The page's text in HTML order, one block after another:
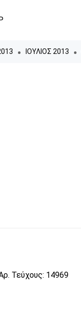
ΙΟΥΛΙΟΣ 2013
Τεύχους: 14969